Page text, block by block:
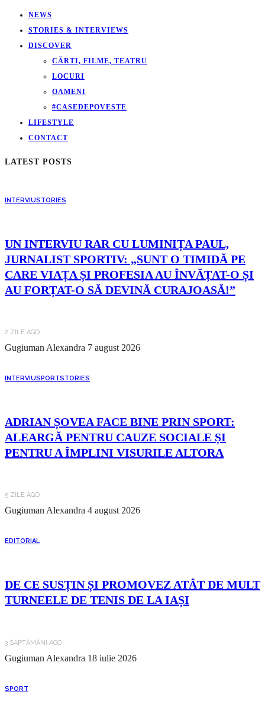
NEWS
STORIES & INTERVIEWS
DISCOVER
CĂRTI, FILME, TEATRU
LOCURI
OAMENI
#CASEDEPOVESTE
LIFESTYLE
CONTACT
LATEST POSTS
INTERVIUSTORIES
UN INTERVIU RAR CU LUMINIȚA PAUL,
JURNALIST SPORTIV: „SUNT O TIMIDĂ PE
CARE VIAȚA ȘI PROFESIA AU ÎNVĂȚAT-O ȘI
AU FORȚAT-O SĂ DEVINĂ CURAJOASĂ!”
2 ZILE AGO
Gugiuman Alexandra 7 august 2026
INTERVIUSPORTSTORIES
ADRIAN ȘOVEA FACE BINE PRIN SPORT:
ALEARGĂ PENTRU CAUZE SOCIALE ȘI
PENTRU A ÎMPLINI VISURILE ALTORA
5 ZILE AGO
Gugiuman Alexandra 4 august 2026
EDITORIAL
DE CE SUSȚIN ȘI PROMOVEZ ATÂT DE MULT
TURNEELE DE TENIS DE LA IAȘI
3 SĂPTĂMÂNI AGO
Gugiuman Alexandra 18 iulie 2026
SPORT